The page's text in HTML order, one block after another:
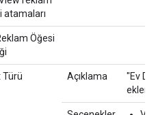
atamaları
Öğesi
Türü Açıklama
"Ev